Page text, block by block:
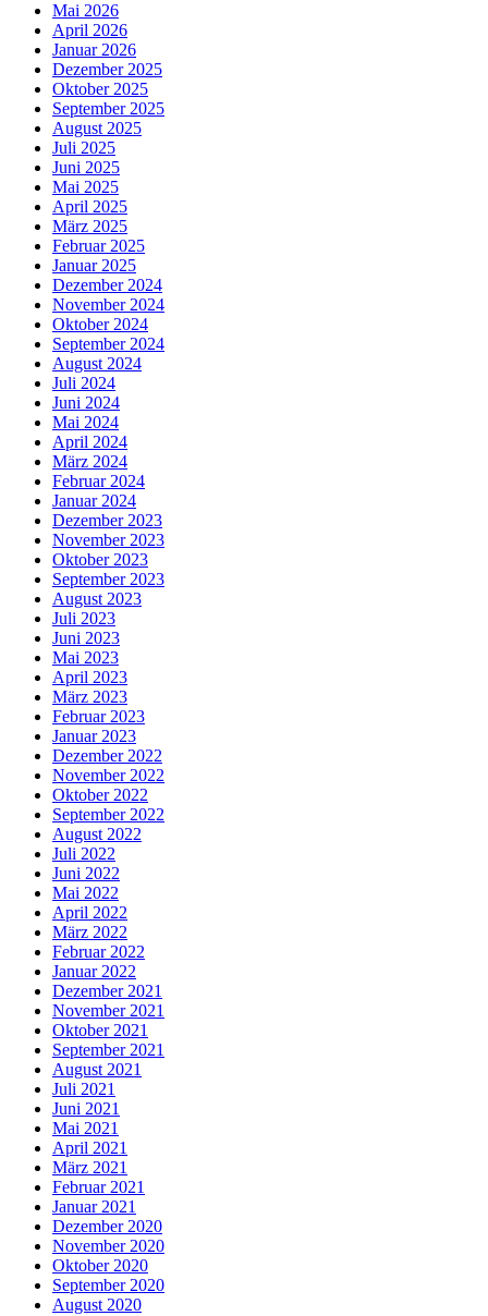
Mai 2026
April 2026
Januar 2026
Dezember 2025
Oktober 2025
September 2025
August 2025
Juli 2025
Juni 2025
Mai 2025
April 2025
März 2025
Februar 2025
Januar 2025
Dezember 2024
November 2024
Oktober 2024
September 2024
August 2024
Juli 2024
Juni 2024
Mai 2024
April 2024
März 2024
Februar 2024
Januar 2024
Dezember 2023
November 2023
Oktober 2023
September 2023
August 2023
Juli 2023
Juni 2023
Mai 2023
April 2023
März 2023
Februar 2023
Januar 2023
Dezember 2022
November 2022
Oktober 2022
September 2022
August 2022
Juli 2022
Juni 2022
Mai 2022
April 2022
März 2022
Februar 2022
Januar 2022
Dezember 2021
November 2021
Oktober 2021
September 2021
August 2021
Juli 2021
Juni 2021
Mai 2021
April 2021
März 2021
Februar 2021
Januar 2021
Dezember 2020
November 2020
Oktober 2020
September 2020
August 2020